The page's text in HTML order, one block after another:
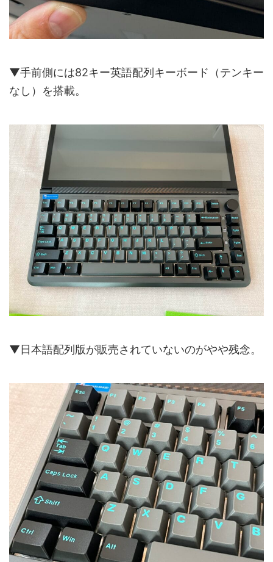
▼手前側には82キー英語配列キーボード（テンキー
なし）を搭載。
▼日本語配列版が販売されていないのがやや残念。